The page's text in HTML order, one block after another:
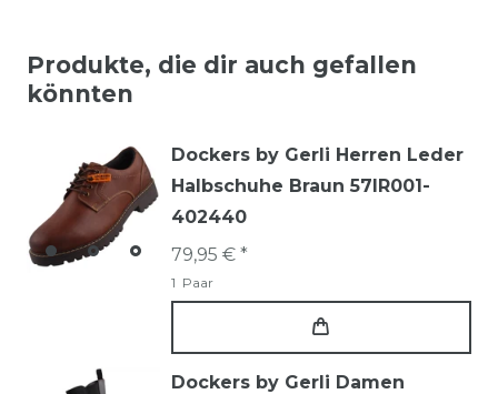
Produkte, die dir auch gefallen
könnten
Dockers by Gerli Herren Leder
Halbschuhe Braun 57IR001-
402440
79,95 € *
1 Paar
Dockers by Gerli Damen